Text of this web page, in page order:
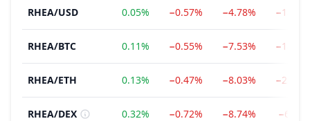
RHEA/USD 0.05% −0.57% −4.78%
RHEA/BTC 0.11% −0.55% −7.53%
RHEA/ETH 0.13% −0.47% −8.03%
RHEA/DEX 0.32% −0.72% −8.74%